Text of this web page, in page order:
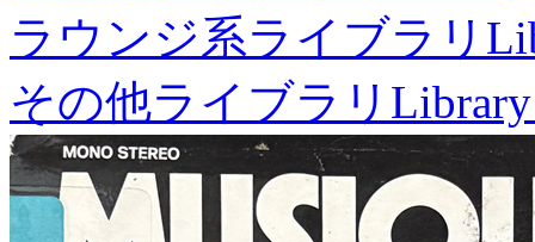
ラウンジ系ライブラリ
その他ライブラリ